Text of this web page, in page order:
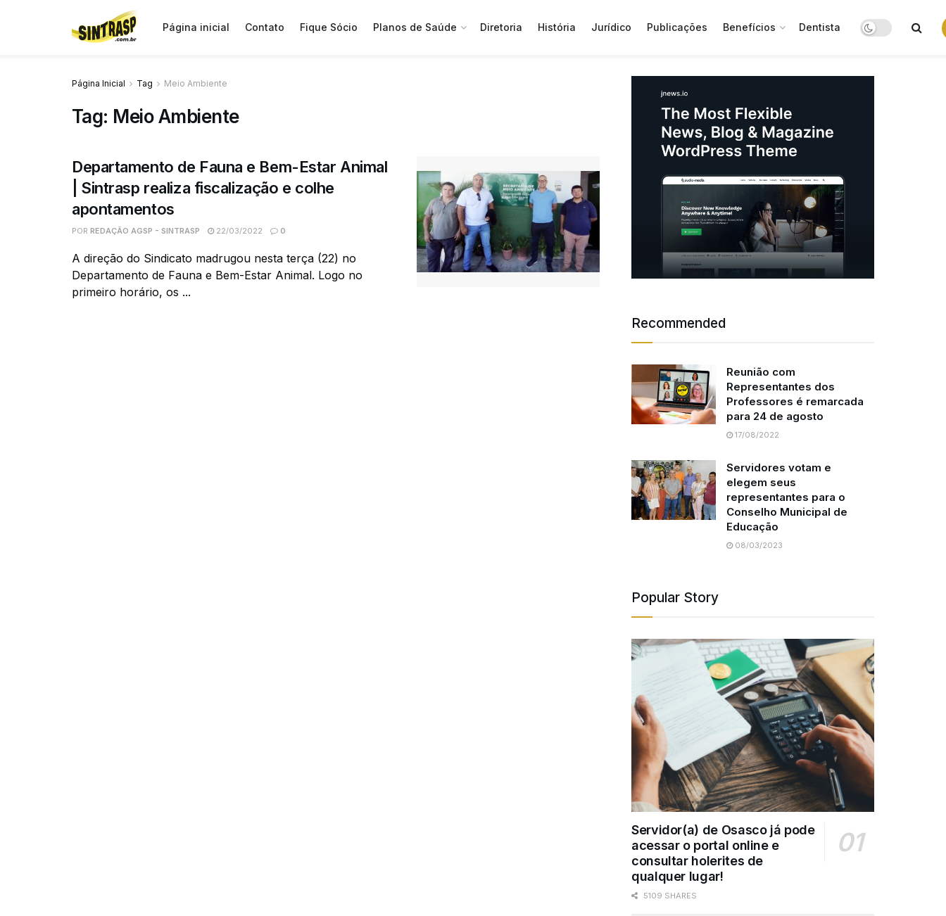
Página inicial Contato Fique Sócio Planos de Saúde Diretoria História Jurídico Publicações Benefícios Dentista
Página Inicial Tag Meio Ambiente
Tag: Meio Ambiente
Departamento de Fauna e Bem-Estar Animal
| Sintrasp realiza fiscalização e colhe
apontamentos
POR REDAÇÃO AGSP - SINTRASP 22/03/2022 0
A direção do Sindicato madrugou nesta terça (22) no
Departamento de Fauna e Bem-Estar Animal. Logo no
primeiro horário, os ...
Recommended
Reunião com
Representantes dos
Professores é remarcada
para 24 de agosto
17/08/2022
Servidores votam e
elegem seus
representantes para o
Conselho Municipal de
Educação
08/03/2023
Popular Story
Servidor(a) de Osasco já pode
acessar o portal online e
consultar holerites de
qualquer lugar!
5109 SHARES